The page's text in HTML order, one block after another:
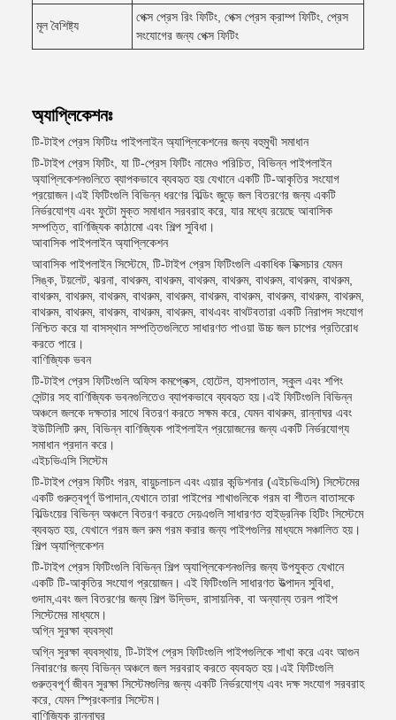
মূল বৈশিষ্ট্য
পেক্স প্রেস রিং ফিটিং, পেক্স প্রেস ক্রাম্প ফিটিং, প্রেস
সংযোগের জন্য পেক্স ফিটিং
অ্যাপ্লিকেশনঃ
টি-টাইপ প্রেস ফিটিংঃ পাইপলাইন অ্যাপ্লিকেশনের জন্য বহুমুখী সমাধান
টি-টাইপ প্রেস ফিটিং, যা টি-প্রেস ফিটিং নামেও পরিচিত, বিভিন্ন পাইপলাইন
অ্যাপ্লিকেশনগুলিতে ব্যাপকভাবে ব্যবহৃত হয় যেখানে একটি টি-আকৃতির সংযোগ
প্রয়োজন।এই ফিটিংগুলি বিভিন্ন ধরণের বিল্ডিং জুড়ে জল বিতরণের জন্য একটি
নির্ভরযোগ্য এবং ফুটো মুক্ত সমাধান সরবরাহ করে, যার মধ্যে রয়েছে আবাসিক
সম্পত্তি, বাণিজ্যিক কাঠামো এবং শিল্প সুবিধা।
আবাসিক পাইপলাইন অ্যাপ্লিকেশন
আবাসিক পাইপলাইন সিস্টেমে, টি-টাইপ প্রেস ফিটিংগুলি একাধিক ফিক্সচার যেমন
সিঙ্ক, টয়লেট, ঝরনা, বাথরুম, বাথরুম, বাথরুম, বাথরুম, বাথরুম, বাথরুম, বাথরুম,
বাথরুম, বাথরুম, বাথরুম, বাথরুম, বাথরুম, বাথরুম, বাথরুম, বাথরুম, বাথরুম, বাথরুম,
বাথরুম, বাথরুম, বাথরুম, বাথরুম, বাথরুম, বাথএবং বাথটবতারা একটি নিরাপদ সংযোগ
নিশ্চিত করে যা বাসস্থান সম্পত্তিগুলিতে সাধারণত পাওয়া উচ্চ জল চাপের প্রতিরোধ
করতে পারে।
বাণিজ্যিক ভবন
টি-টাইপ প্রেস ফিটিংগুলি অফিস কমপ্লেক্স, হোটেল, হাসপাতাল, স্কুল এবং শপিং
সেন্টার সহ বাণিজ্যিক ভবনগুলিতেও ব্যাপকভাবে ব্যবহৃত হয়।এই ফিটিংগুলি বিভিন্ন
অঞ্চলে জলকে দক্ষতার সাথে বিতরণ করতে সক্ষম করে, যেমন বাথরুম, রান্নাঘর এবং
ইউটিলিটি রুম, বিভিন্ন বাণিজ্যিক পাইপলাইন প্রয়োজনের জন্য একটি নির্ভরযোগ্য
সমাধান প্রদান করে।
এইচভিএসি সিস্টেম
টি-টাইপ প্রেস ফিটিং গরম, বায়ুচলাচল এবং এয়ার কন্ডিশনার (এইচভিএসি) সিস্টেমের
একটি গুরুত্বপূর্ণ উপাদান,যেখানে তারা পাইপের শাখাগুলিকে গরম বা শীতল বাতাসকে
বিল্ডিংয়ের বিভিন্ন অঞ্চলে বিতরণ করতে দেয়এগুলি সাধারণত হাইড্রনিক হিটিং সিস্টেমে
ব্যবহৃত হয়, যেখানে গরম জল রুম গরম করার জন্য পাইপগুলির মাধ্যমে সঞ্চালিত হয়।
শিল্প অ্যাপ্লিকেশন
টি-টাইপ প্রেস ফিটিংগুলি বিভিন্ন শিল্প অ্যাপ্লিকেশনগুলির জন্য উপযুক্ত যেখানে
একটি টি-আকৃতির সংযোগ প্রয়োজন। এই ফিটিংগুলি সাধারণত উত্পাদন সুবিধা,
গুদাম,এবং জল বিতরণের জন্য শিল্প উদ্ভিদ, রাসায়নিক, বা অন্যান্য তরল পাইপ
সিস্টেমের মাধ্যমে।
অগ্নি সুরক্ষা ব্যবস্থা
অগ্নি সুরক্ষা ব্যবস্থায়, টি-টাইপ প্রেস ফিটিংগুলি পাইপগুলিকে শাখা করে এবং আগুন
নিবারণের জন্য বিভিন্ন অঞ্চলে জল সরবরাহ করতে ব্যবহৃত হয়।এই ফিটিংগুলি
গুরুত্বপূর্ণ জীবন সুরক্ষা সিস্টেমগুলির জন্য একটি নির্ভরযোগ্য এবং দক্ষ সংযোগ সরবরাহ
করে, যেমন স্প্রিংকলার সিস্টেম।
বাণিজ্যিক রান্নাঘর